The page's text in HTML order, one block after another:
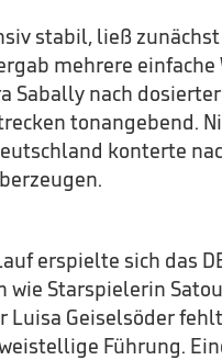
stabil, ließ
mehrere
Sabally nach
tonangebend.
konterte
erspielte sich das
wie Starspielerin
Luisa Geiselsöder
Führung.